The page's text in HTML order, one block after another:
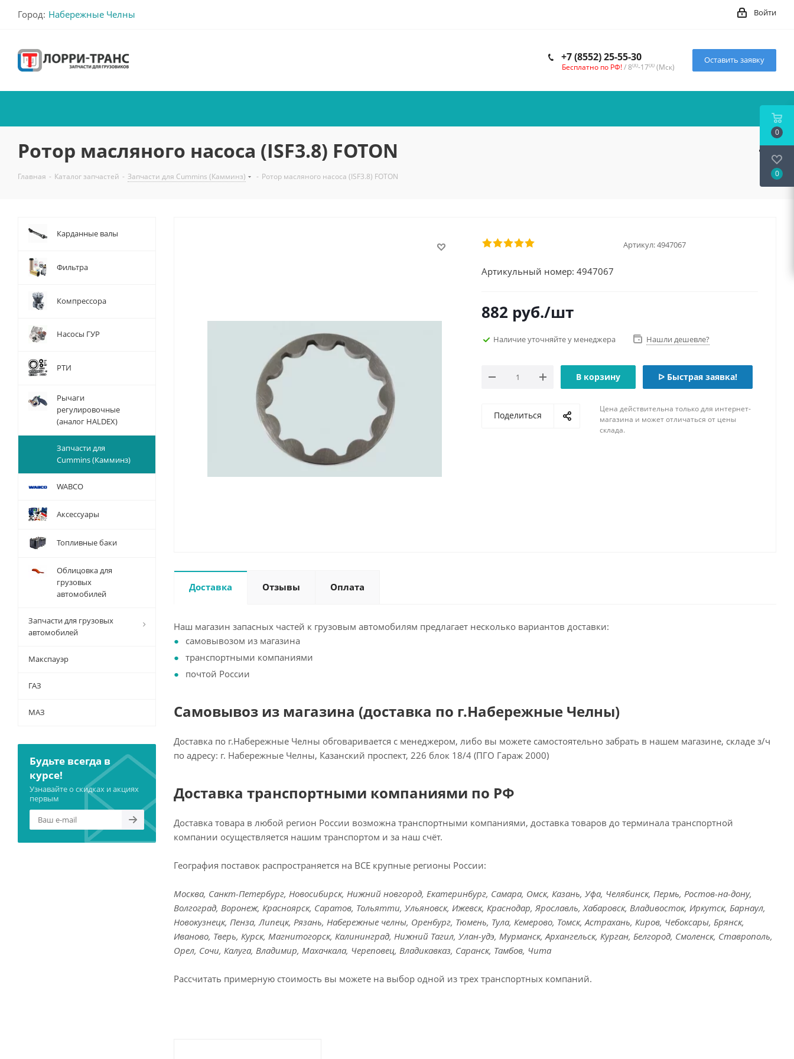
Город: Набережные Челны Войти
+7 (8552) 25-55-30
Бесплатно по РФ!/ 800-1700 (Мск)
Оставить заявку
Ротор масляного насоса (ISF3.8) FOTON
Главная - Каталог запчастей - Запчасти для Cummins (Камминз) - Ротор масляного насоса (ISF3.8) FOTON
Артикул:4947067
Артикульный номер: 4947067
882 руб./шт
Наличие уточняйте у менеджера Нашли дешевле?
В корзину ᐅ Быстрая заявка!
Поделиться
Цена действительна только для интернет-
магазина и может отличаться от цены
склада.
Доставка Отзывы Оплата
Наш магазин запасных частей к грузовым автомобилям предлагает несколько вариантов доставки:
самовывозом из магазина
транспортными компаниями
почтой России
Самовывоз из магазина (доставка по г.Набережные Челны)
Доставка по г.Набережные Челны обговаривается с менеджером, либо вы можете самостоятельно забрать в нашем магазине, складе з/ч
по адресу: г. Набережные Челны, Казанский проспект, 226 блок 18/4 (ПГО Гараж 2000)
Доставка транспортными компаниями по РФ
Доставка товара в любой регион России возможна транспортными компаниями, доставка товаров до терминала транспортной
компании осуществляется нашим транспортом и за наш счёт.
География поставок распространяется на ВСЕ крупные регионы России:
Москва, Санкт-Петербург, Новосибирск, Нижний новгород, Екатеринбург, Самара, Омск, Казань, Уфа, Челябинск, Пермь, Ростов-на-дону,
Волгоград, Воронеж, Красноярск, Саратов, Тольятти, Ульяновск, Ижевск, Краснодар, Ярославль, Хабаровск, Владивосток, Иркутск, Барнаул,
Новокузнецк, Пенза, Липецк, Рязань, Набережные челны, Оренбург, Тюмень, Тула, Кемерово, Томск, Астрахань, Киров, Чебоксары, Брянск,
Иваново, Тверь, Курск, Магнитогорск, Калининград, Нижний Тагил, Улан-удэ, Мурманск, Архангельск, Курган, Белгород, Смоленск, Ставрополь,
Орел, Сочи, Калуга, Владимир, Махачкала, Череповец, Владикавказ, Саранск, Тамбов, Чита
Рассчитать примерную стоимость вы можете на выбор одной из трех транспортных компаний.
Карданные валы
Фильтра
Компрессора
Насосы ГУР
РТИ
Рычаги
регулировочные
(аналог HALDEX)
Запчасти для
Cummins (Камминз)
WABCO
Аксессуары
Топливные баки
Облицовка для
грузовых
автомобилей
Запчасти для грузовых
автомобилей
Макспауэр
ГАЗ
МАЗ
Будьте всегда в
курсе!
Узнавайте о скидках и акциях
первым
0
0